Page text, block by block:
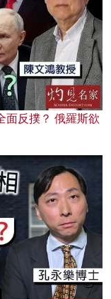
面反撲？ 俄羅斯欲